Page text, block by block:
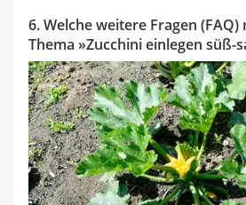
6. Welche weitere Fragen
Thema »Zucchini einlegen süß-